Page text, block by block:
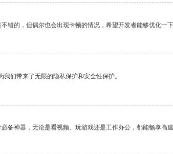
错的，但偶尔也会出现卡顿的情况，希望开发者能够优化一下
们带来了无限的隐私保护和安全性保护。
备神器，无论是看视频、玩游戏还是工作办公，都能畅享高